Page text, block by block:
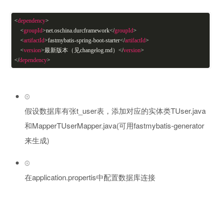
<dependency>
<groupId>net.oschina.durcframework</groupId>
<artifactId>fastmybatis-spring-boot-starter</artifactId>
<version>最新版本（见changelog.md） </version>
</dependency>
假设数据库有张t_user表，添加对应的实体类TUser.java
和MapperTUserMapper.java(可用fastmybatis-generator
来生成)
在application.propertis中配置数据库连接